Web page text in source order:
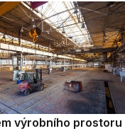
výrobního prostoru